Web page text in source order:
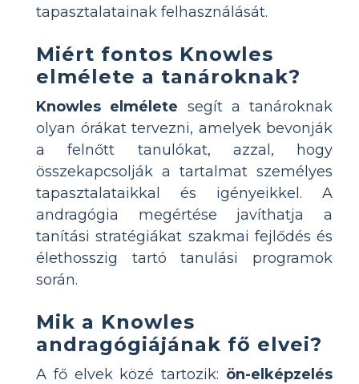
tapasztalatainak felhasználását.
Miért fontos Knowles
elmélete a tanároknak?
Knowles elmélete segít a tanároknak
olyan órákat tervezni, amelyek bevonják
a felnőtt tanulókat, azzal, hogy
összekapcsolják a tartalmat személyes
tapasztalataikkal és igényeikkel. A
andragógia megértése javíthatja a
tanítási stratégiákat szakmai fejlődés és
élethosszig tartó tanulási programok
során.
Mik a Knowles
andragógiájának fő elvei?
A fő elvek közé tartozik: ön-elképzelés